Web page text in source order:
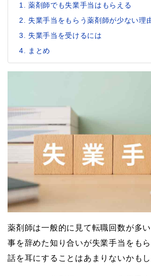
薬剤師でも失業手当はもらえる
失業手当をもらう薬剤師が少ない理
失業手当を受けるには
まとめ
薬剤師は一般的に見て転職回数が多
事を辞めた知り合いが失業手当をも
話を耳にすることはあまりないかもし